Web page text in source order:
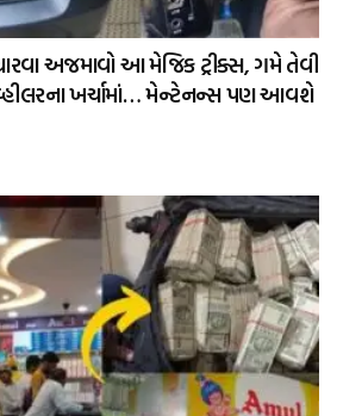
અજમાવો આ મેજિક ટ્રીક્સ, ગમે તેવી
ખર્ચામાં… મેન્ટેનન્સ પણ આવશે